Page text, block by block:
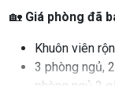
🏡 Giá phòng đã
Khuôn viên
3 phòng ngủ,
phòng ngủ 2